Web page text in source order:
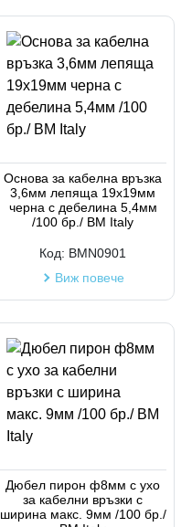
Основа за кабелна връзка
3,6мм лепяща 19х19мм
черна с дебелина 5,4мм
/100 бр./ BM Italy
Код: BMN0901
Виж повече
Дюбел пирон ф8мм с ухо
за кабелни връзки с
ширина макс. 9мм /100 бр./